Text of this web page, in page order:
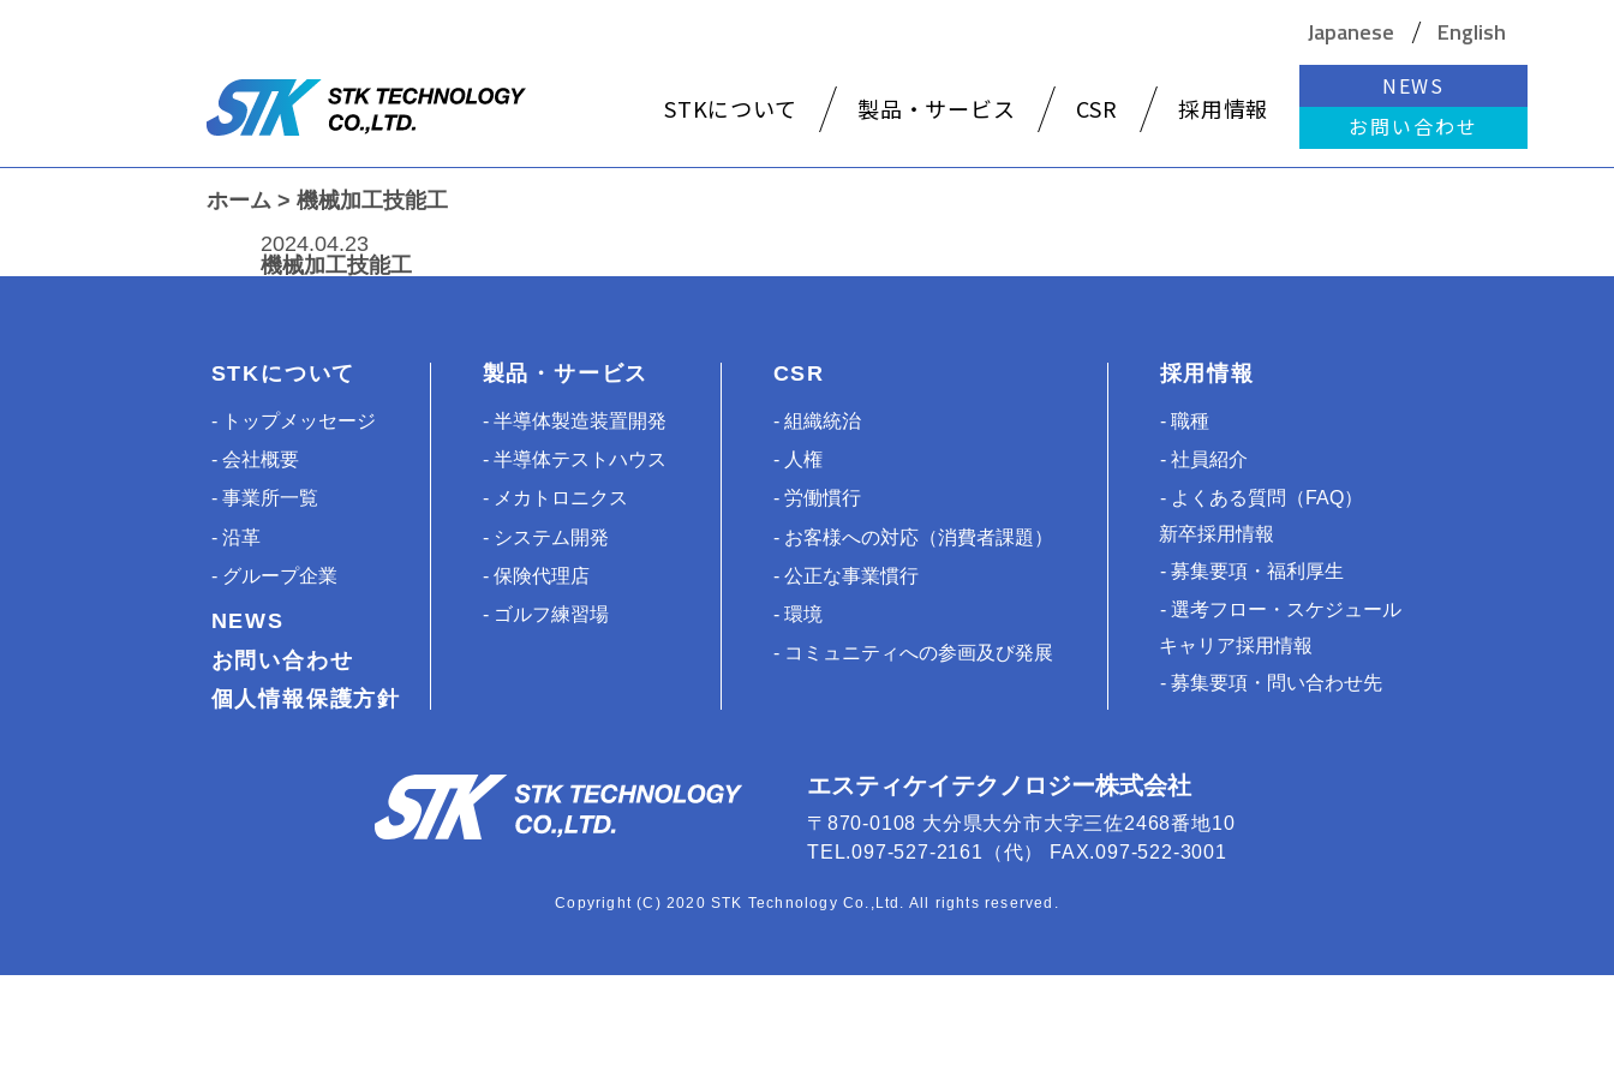
STKについて 製品・サービス CSR 採用情報
NEWS
お問い合わせ
Japanese English
ホーム > 機械加工技能工
2024.04.23
機械加工技能工
STKについて
トップメッセージ
会社概要
事業所一覧
沿革
グループ企業
製品・サービス
半導体製造装置開発
半導体テストハウス
メカトロニクス
システム開発
保険代理店
ゴルフ練習場
CSR
組織統治
人権
労働慣行
お客様への対応（消費者課題）
公正な事業慣行
環境
コミュニティへの参画及び発展
採用情報
職種
社員紹介
よくある質問（FAQ）
新卒採用情報
募集要項・福利厚生
選考フロー・スケジュール
キャリア採用情報
募集要項・問い合わせ先
NEWS
お問い合わせ
個人情報保護方針
エスティケイテクノロジー株式会社
〒870-0108 大分県大分市大字三佐2468番地10
TEL.097-527-2161（代） FAX.097-522-3001
Copyright (C) 2020 STK Technology Co.,Ltd. All rights reserved.